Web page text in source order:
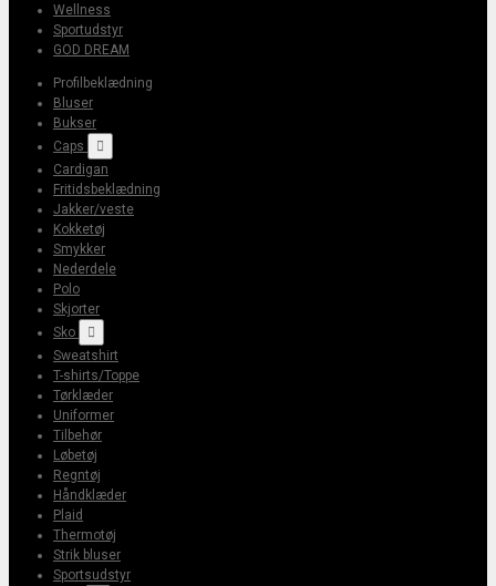
Wellness
Sportudstyr
GOD DREAM
Profilbeklædning
Bluser
Bukser
Caps

Cardigan
Fritidsbeklædning
Jakker/veste
Kokketøj
Smykker
Nederdele
Polo
Skjorter
Sko

Sweatshirt
T-shirts/Toppe
Tørklæder
Uniformer
Tilbehør
Løbetøj
Regntøj
Håndklæder
Plaid
Thermotøj
Strik bluser
Sportsudstyr